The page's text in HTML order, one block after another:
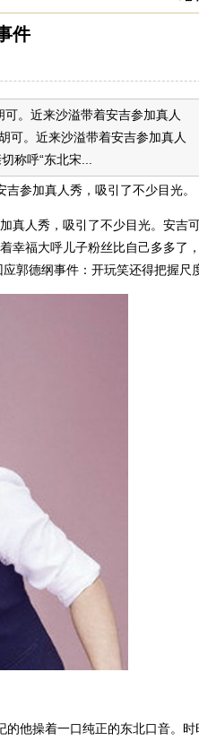
件
。近来沙溢带着安吉参加真人
可。近来沙溢带着安吉参加真人
称呼“东北宋...
参加真人秀，吸引了不少目光。
真人秀，吸引了不少目光。安吉
幸福大呼儿子粉丝比自己多多了
郭德纲事件：开玩笑还得把握尺
的他操着一口纯正的东北口音。时